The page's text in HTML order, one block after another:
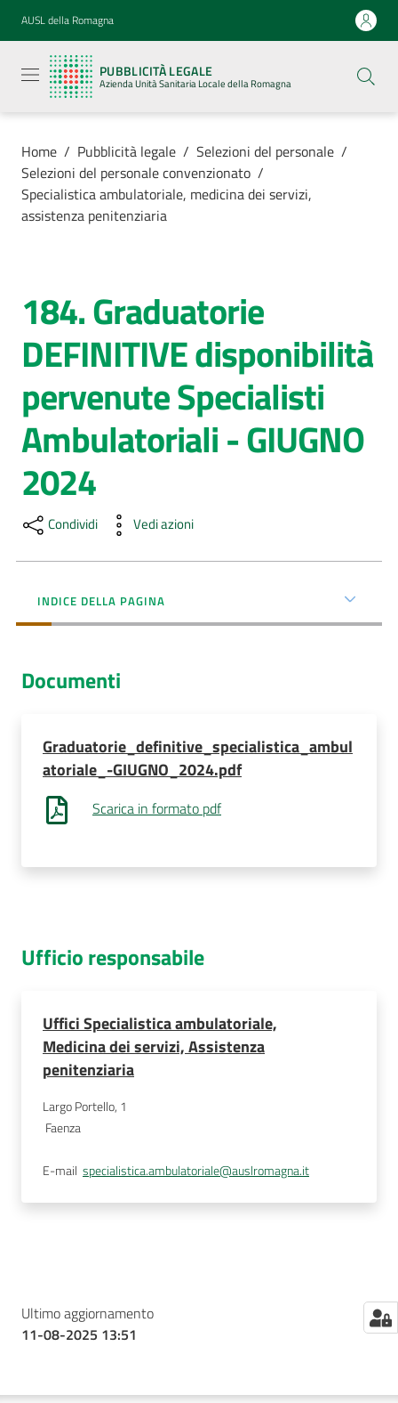
Vai al contenuto
Vai alla navigazione
Vai al footer
AUSL della Romagna
PUBBLICITÀ LEGALE
Azienda Unità Sanitaria Locale della Romagna
legale
Azienda
Unità
Locale della
Luoghi di
cura
AUSL
Comunica
Home / Pubblicità legale / Selezioni del personale /
Selezioni del personale convenzionato /
Specialistica ambulatoriale, medicina dei servizi,
assistenza penitenziaria
Salta al contenuto
184. Graduatorie
DEFINITIVE disponibilità
pervenute Specialisti
Ambulatoriali - GIUGNO
2024
Condividi Vedi azioni
INDICE DELLA PAGINA
Documenti
Graduatorie_definitive_specialistica_ambul
atoriale_-GIUGNO_2024.pdf
Scarica in formato pdf
Ufficio responsabile
Uffici Specialistica ambulatoriale,
Medicina dei servizi, Assistenza
penitenziaria
Largo Portello, 1
Faenza
E-mail specialistica.ambulatoriale@auslromagna.it
Ultimo aggiornamento
11-08-2025 13:51